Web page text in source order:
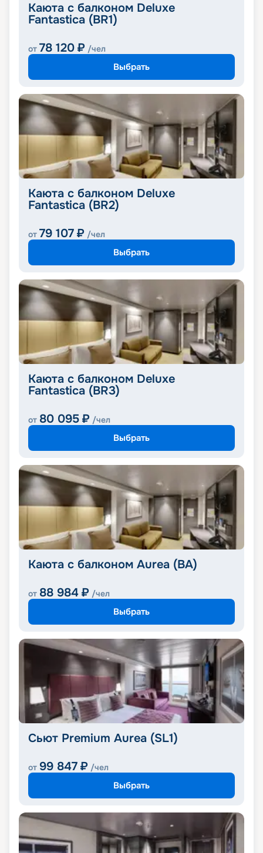
Каюта с балконом Deluxe
Fantastica (BR1)
от 78 120 ₽ /чел
Выбрать
Каюта с балконом Deluxe
Fantastica (BR2)
от 79 107 ₽ /чел
Выбрать
Каюта с балконом Deluxe
Fantastica (BR3)
от 80 095 ₽ /чел
Выбрать
Каюта с балконом Aurea (BA)
от 88 984 ₽ /чел
Выбрать
Сьют Premium Aurea (SL1)
от 99 847 ₽ /чел
Выбрать